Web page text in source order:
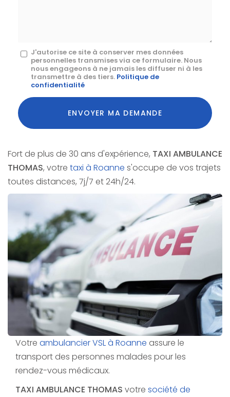
Message
J'autorise ce site à conserver mes données
personnelles transmises via ce formulaire. Nous
nous engageons à ne jamais les diffuser ni à les
transmettre à des tiers. Politique de
confidentialité
Acceptation
RGPD
*
ENVOYER MA DEMANDE
Fort de plus de 30 ans d'expérience, TAXI AMBULANCE
THOMAS, votre taxi à Roanne s'occupe de vos trajets
toutes distances, 7j/7 et 24h/24.
Votre ambulancier VSL à Roanne assure le
transport des personnes malades pour les
rendez-vous médicaux.
TAXI AMBULANCE THOMAS votre société de